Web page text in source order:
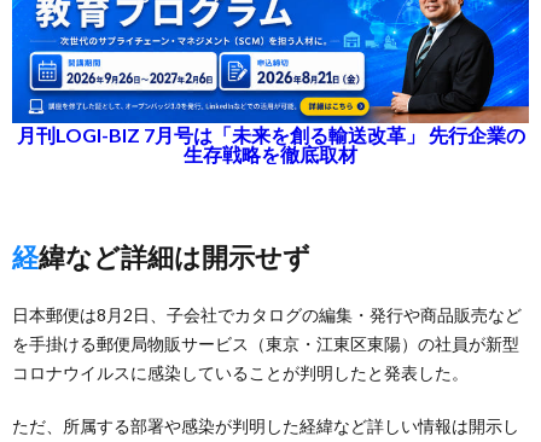
月刊LOGI-BIZ 7月号は「未来を創る輸送改革」 先行企業の
生存戦略を徹底取材
経緯など詳細は開示せず
日本郵便は8月2日、子会社でカタログの編集・発行や商品販売など
を手掛ける郵便局物販サービス（東京・江東区東陽）の社員が新型
コロナウイルスに感染していることが判明したと発表した。
ただ、所属する部署や感染が判明した経緯など詳しい情報は開示し